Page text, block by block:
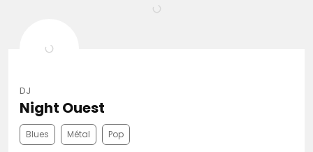
DJ
Night Ouest
Blues Métal Pop